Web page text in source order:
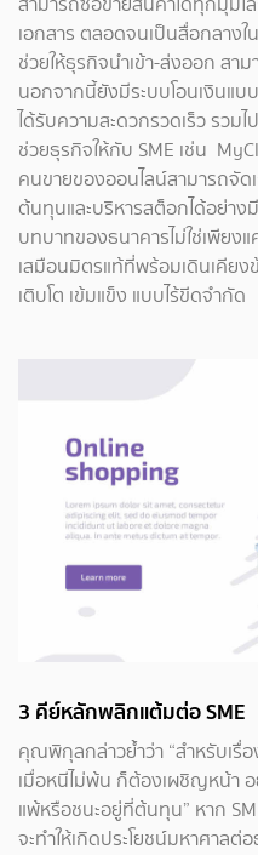
เอกสาร ตลอดจนเป็นสื่อกลาง
ช่วยให้ธุรกิจนำเข้า-ส่งออก สา
นอกจากนี้ยังมีระบบโอนเงินแบ
ได้รับความสะดวกรวดเร็ว รว
ช่วยธุรกิจให้กับ SME เช่น
คนขายของออนไลน์สามารถจั
ต้นทุนและบริหารสต็อกได้อย่าง
บทบาทของธนาคารไม่ใช่เพียง
เสมือนมิตรแท้ที่พร้อมเดินเคียง
เติบโต เข้มแข็ง แบบไร้ขีดจำกัด
3 คีย์หลักพลิกแต้มต่อ SME
คุณพิกุลกล่าวย้ำว่า “สำหรับเรื่อ
เมื่อหนีไม่พ้น ก็ต้องเผชิญหน้า
แพ้หรือชนะอยู่ที่ต้นทุน” หาก
จะทำให้เกิดประโยชน์มหาศาลต่